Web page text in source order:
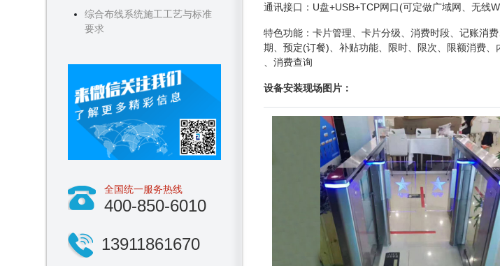
综合布线系统施工工艺与标准
要求
全国统一服务热线
400-850-6010
13911861670
通讯接口：U盘+USB+TCP网口(可定做广域网、无线
特色功能：卡片管理、卡片分级、消费时段、记账消
期、预定(订餐)、补贴功能、限时、限次、限额消费
、消费查询
设备安装现场图片：